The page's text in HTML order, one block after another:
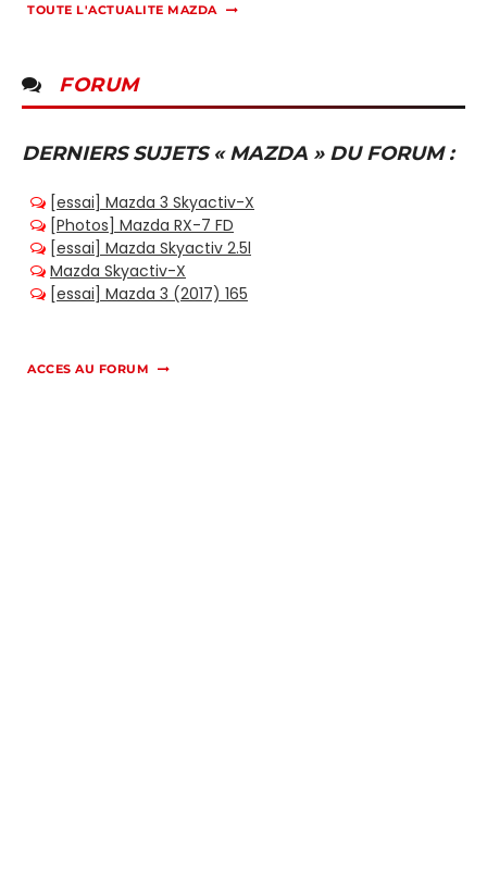
TOUTE L'ACTUALITE MAZDA
FORUM
DERNIERS SUJETS « MAZDA » DU FORUM :
ACCES AU FORUM